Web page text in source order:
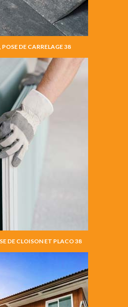
POSE DE CARRELAGE 38
DE CLOISON ET PLACO 38